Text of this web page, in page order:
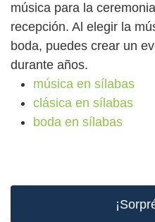
música para la
recepción. Al elegir la
boda, puedes crear un
durante años.
música en sílabas
clásica en sílabas
boda en sílabas